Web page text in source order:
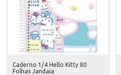
Caderno 1/4 Hello Kitty 80
Folhas Jandaia